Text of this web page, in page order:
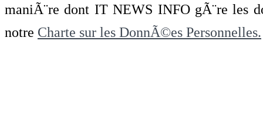
maniÃ¨re dont IT NEWS INFO gÃ¨re les
notre Charte sur les DonnÃ©es Personnelles.